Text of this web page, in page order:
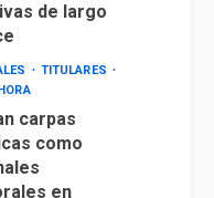
de largo
TITULARES
carpas
como
en